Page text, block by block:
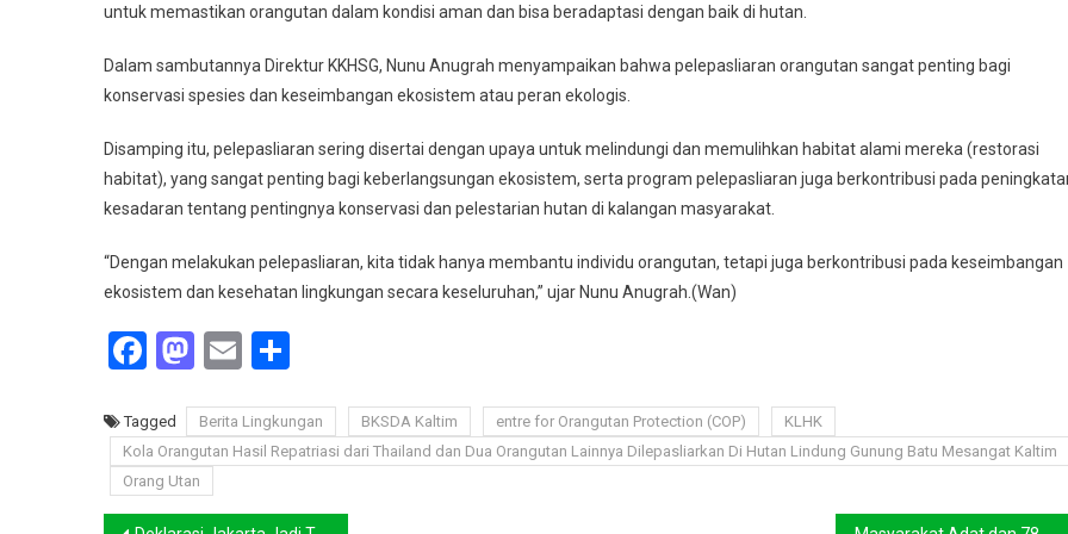
untuk memastikan orangutan dalam kondisi aman dan bisa beradaptasi dengan baik di hutan.
Dalam sambutannya Direktur KKHSG, Nunu Anugrah menyampaikan bahwa pelepasliaran orangutan sangat penting bagi
konservasi spesies dan keseimbangan ekosistem atau peran ekologis.
Disamping itu, pelepasliaran sering disertai dengan upaya untuk melindungi dan memulihkan habitat alami mereka (restorasi
habitat), yang sangat penting bagi keberlangsungan ekosistem, serta program pelepasliaran juga berkontribusi pada
kesadaran tentang pentingnya konservasi dan pelestarian hutan di kalangan masyarakat.
“Dengan melakukan pelepasliaran, kita tidak hanya membantu individu orangutan, tetapi juga berkontribusi pada keseimbangan
ekosistem dan kesehatan lingkungan secara keseluruhan,” ujar Nunu Anugrah.(Wan)
Facebook
Mastodon
Email
Tagged Berita Lingkungan BKSDA Kaltim entre for Orangutan Protection (COP)
KLHK
Kola Orangutan Hasil Repatriasi dari Thailand dan Dua Orangutan Lainnya Dilepasliarkan Di Hutan Lindung Gunung Batu Mesangat Kaltim
Orang Utan